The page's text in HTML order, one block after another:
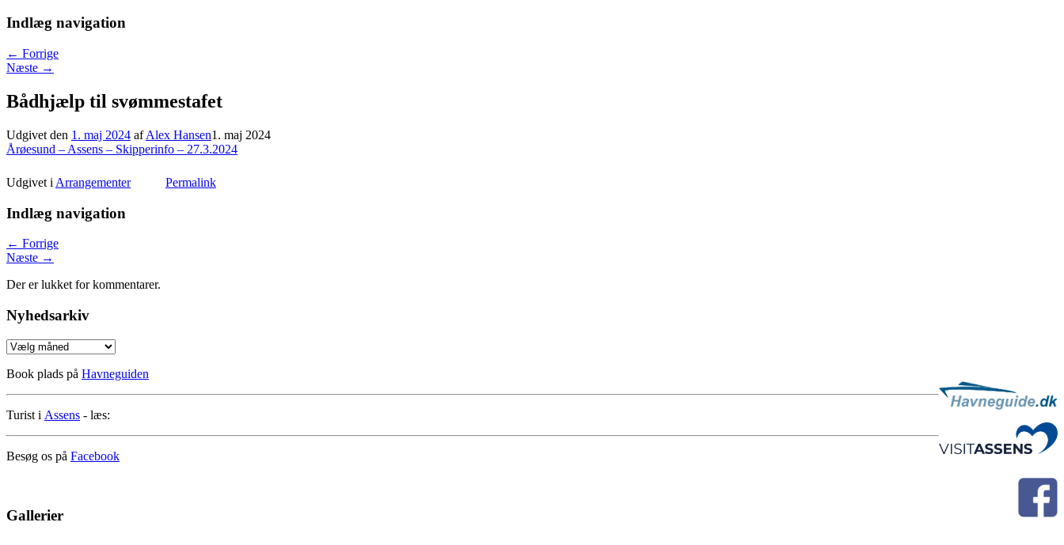
Indlæg navigation
← Forrige
Næste →
Bådhjælp til svømmestafet
Udgivet den 1. maj 2024 afAlex Hansen1. maj 2024
Årøesund – Assens – Skipperinfo – 27.3.2024
Udgivet i Arrangementer Permalink
Indlæg navigation
← Forrige
Næste →
Der er lukket for kommentarer.
Nyhedsarkiv
Nyhedsarkiv
Book plads på Havneguiden
Turist i Assens - læs:
Besøg os på Facebook
Gallerier